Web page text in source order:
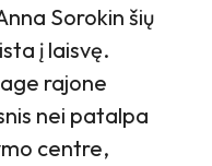
Sorokin šių
į laisvę.
rajone
nei patalpa
centre,